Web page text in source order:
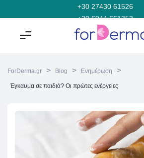
+30 27430 61526
+30 6944 661353
ForDerma.gr > Blog > Ενημέρωση >
Έγκαυμα σε παιδιά? Οι πρώτες ενέργειες